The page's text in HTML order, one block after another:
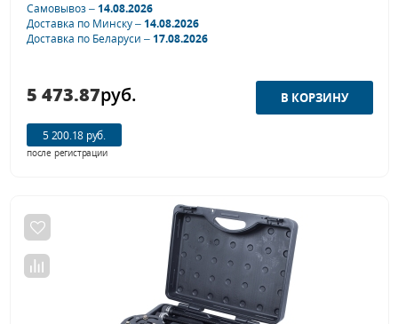
Самовывоз –14.08.2026
Доставка по Минску –14.08.2026
Доставка по Беларуси –17.08.2026
5 473.87руб.
5 200.18 руб.
после регистрации